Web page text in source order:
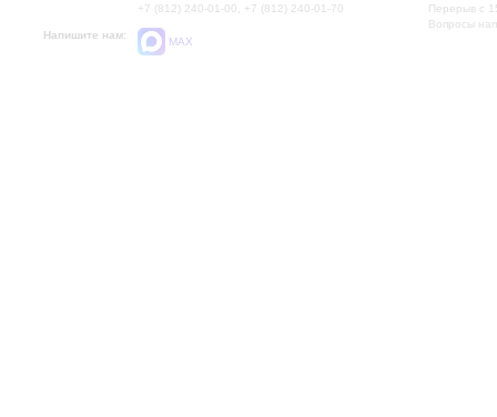
+7 (812) 240-01-00, +7 (812) 240-01-70
Напишите нам:
MAX
Перерыв с
Вопросы